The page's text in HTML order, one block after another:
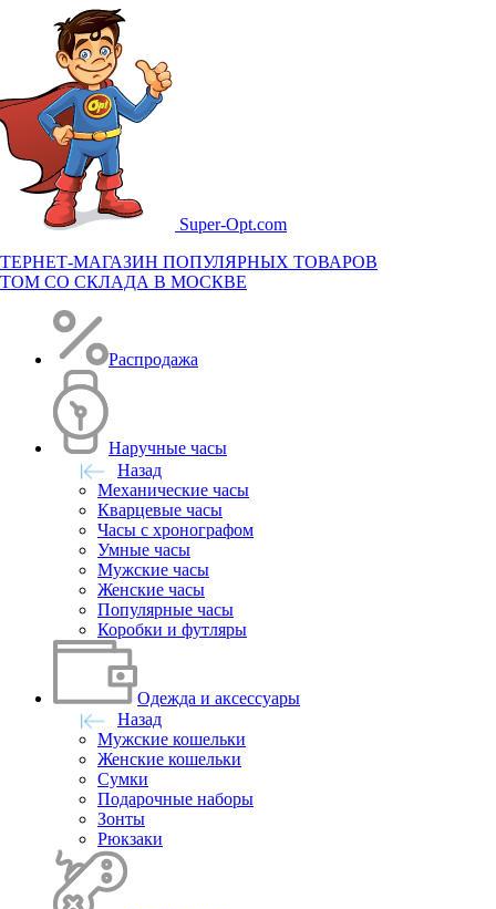
Super-Opt.com
МАГАЗИН ПОПУЛЯРНЫХ ТОВАРОВ
СО СКЛАДА В МОСКВЕ
Распродажа
Наручные часы
Назад
Механические часы
Кварцевые часы
Часы с хронографом
Умные часы
Мужские часы
Женские часы
Популярные часы
Коробки и футляры
Одежда и аксессуары
Назад
Мужские кошельки
Женские кошельки
Сумки
Подарочные наборы
Зонты
Рюкзаки